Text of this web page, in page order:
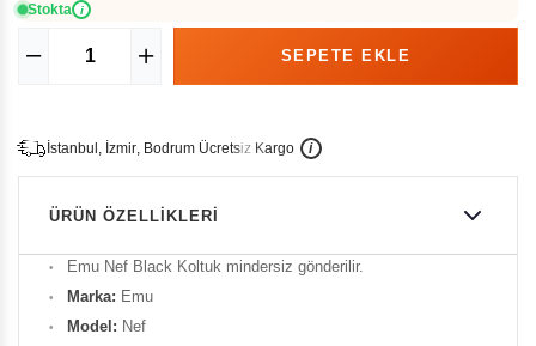
Stokta i
İstanbu , İzmir, Bodrum Ücretsiz Kargo i
ÜRÜN ÖZELLIKLERI
Emu Nef Black Koltuk mindersiz gönderilir.
Marka: Emu
Model: Nef